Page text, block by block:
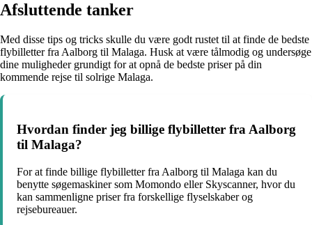
Afsluttende tanker
Med disse tips og tricks skulle du være godt rustet til at finde de bedste
flybilletter fra Aalborg til Malaga. Husk at være tålmodig og undersøge
dine muligheder grundigt for at opnå de bedste priser på din
kommende rejse til solrige Malaga.
Hvordan finder jeg billige flybilletter fra Aalborg
til Malaga?
For at finde billige flybilletter fra Aalborg til Malaga kan du
benytte søgemaskiner som Momondo eller Skyscanner, hvor du
kan sammenligne priser fra forskellige flyselskaber og
rejsebureauer.